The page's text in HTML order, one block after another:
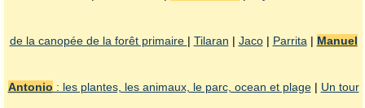
de la canopée de la forêt primaire | Tilaran | Jaco| Parrita| Manuel
Antonio : les plantes, les animaux, le parc, ocean et plage| Un tour